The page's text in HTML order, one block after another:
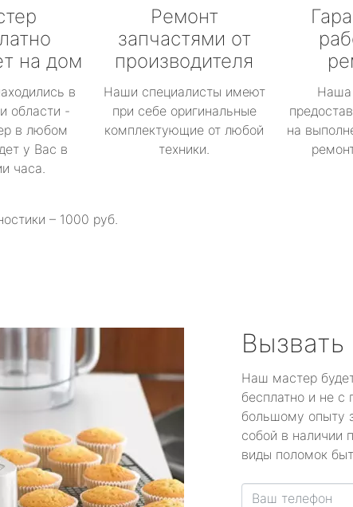
на дом
в
области -
в любом
у Вас в
часа.
Ремонт
запчастями от
производителя
Наши специалисты имеют
при себе оригинальные
комплектующие от любой
техники.
Наша
на
– 1000 руб.
Вызвать
Наш мастер
бесплатно и не с
большому опыту
собой в наличии
виды поломок